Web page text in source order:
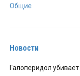
Общие
Новости
Галоперидол убивает